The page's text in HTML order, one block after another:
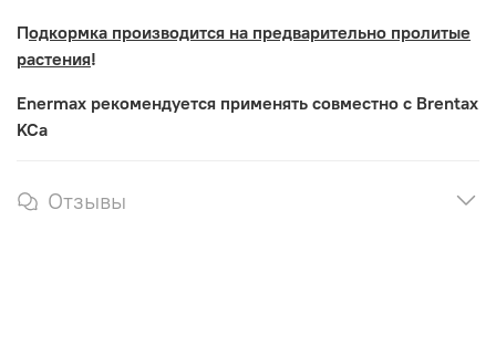
Подкормка производится на предварительно пролитые
растения!
Enermax рекомендуется применять совместно с Brentax
KCa
Отзывы